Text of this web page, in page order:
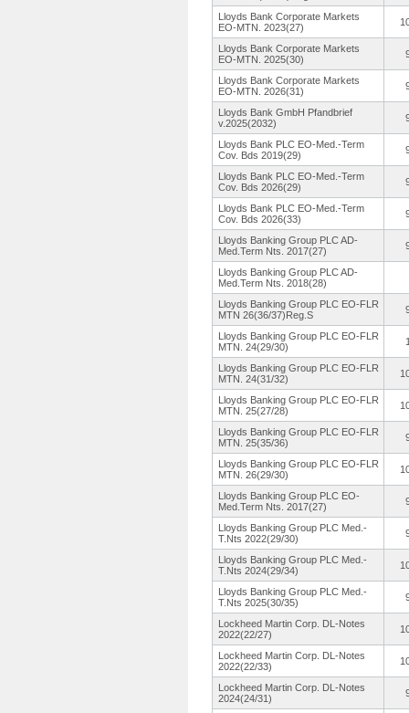
Lloyds Bank Corporate Markets
EO-MTN. 2023(27)
Lloyds Bank Corporate Markets
EO-MTN. 2025(30)
Lloyds Bank Corporate Markets
EO-MTN. 2026(31)
Lloyds Bank GmbH Pfandbrief
v.2025(2032)
Lloyds Bank PLC EO-Med.-Term
Cov. Bds 2019(29)
Lloyds Bank PLC EO-Med.-Term
Cov. Bds 2026(29)
Lloyds Bank PLC EO-Med.-Term
Cov. Bds 2026(33)
Lloyds Banking Group PLC AD-
Med.Term Nts. 2017(27)
Lloyds Banking Group PLC AD-
Med.Term Nts. 2018(28)
Lloyds Banking Group PLC EO-FLR
MTN 26(36/37)Reg. S
Lloyds Banking Group PLC EO-FLR
MTN. 24(29/30)
Lloyds Banking Group PLC EO-FLR
MTN. 24(31/32)
Lloyds Banking Group PLC EO-FLR
MTN. 25(27/28)
Lloyds Banking Group PLC EO-FLR
MTN. 25(35/36)
Lloyds Banking Group PLC EO-FLR
MTN. 26(29/30)
Lloyds Banking Group PLC EO-
Med.Term Nts. 2017(27)
Lloyds Banking Group PLC Med.-
T.Nts 2022(29/30)
Lloyds Banking Group PLC Med.-
T.Nts 2024(29/34)
Lloyds Banking Group PLC Med.-
T.Nts 2025(30/35)
Lockheed Martin Corp. DL-Notes
2022(22/27)
Lockheed Martin Corp. DL-Notes
2022(22/33)
Lockheed Martin Corp. DL-Notes
2024(24/31)